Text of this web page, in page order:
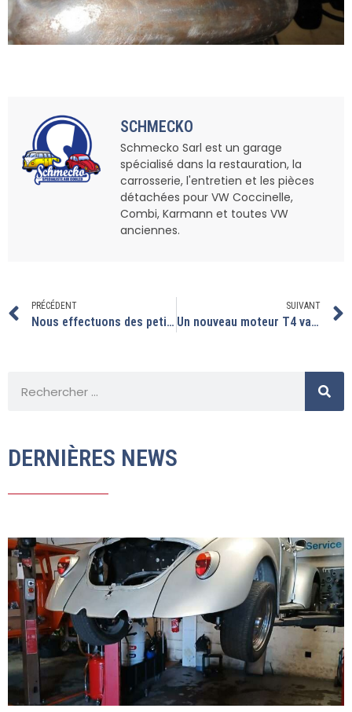
SCHMECKO
Schmecko Sarl est un garage
spécialisé dans la restauration, la
carrosserie, l'entretien et les pièces
détachées pour VW Coccinelle,
Combi, Karmann et toutes VW
anciennes.
PRÉCÉDENT
Nous effectuons des petites améliorations sur ces coccinelles.
SUIVANT
Un nouveau moteur T4 va être assemblé.
DERNIÈRES NEWS